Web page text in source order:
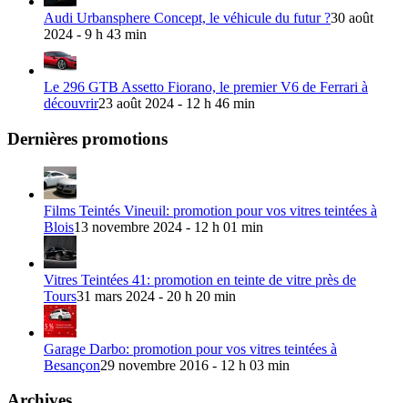
Audi Urbansphere Concept, le véhicule du futur ?30 août
2024 - 9 h 43 min
Le 296 GTB Assetto Fiorano, le premier V6 de Ferrari à
découvrir23 août 2024 - 12 h 46 min
Dernières promotions
Films Teintés Vineuil: promotion pour vos vitres teintées à
Blois13 novembre 2024 - 12 h 01 min
Vitres Teintées 41: promotion en teinte de vitre près de
Tours31 mars 2024 - 20 h 20 min
Garage Darbo: promotion pour vos vitres teintées à
Besançon29 novembre 2016 - 12 h 03 min